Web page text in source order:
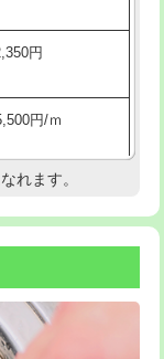
円
円
円
円
円/ｍ
調査
円
れます。